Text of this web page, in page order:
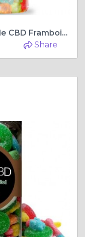
Découvrez le délicieux goût de CBD Framboise Bleue
Share